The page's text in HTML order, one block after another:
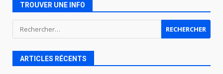
TROUVER UNE INFO
Rechercher :
ARTICLES RÉCENTS